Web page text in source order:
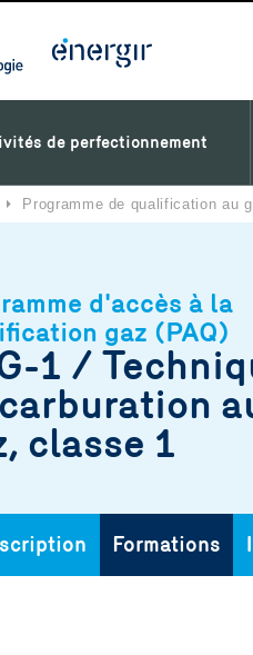
de perfectionnement
⏵ Programme de qualification au
d'accès à la
gaz (PAQ)
1 /
classe 1
Formations